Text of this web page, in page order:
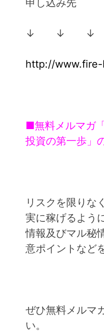
申し込み先
↓ ↓ ↓
http://
■無料メルマガ
投資の第一歩」
リスクを限りな
実に稼げるよう
情報及びマル秘
意ポイントなど
ぜひ無料メルマ
い。